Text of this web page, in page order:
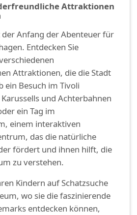
Attraktionen
Anfang der Abenteuer für
Entdecken Sie
Attraktionen, die die Stadt
ein Besuch im Tivoli
und Achterbahnen
ein Tag im
einem interaktiven
das die natürliche
fördert und ihnen hilft, die
zu verstehen.
Kindern auf Schatzsuche
wo sie die faszinierende
entdecken können,